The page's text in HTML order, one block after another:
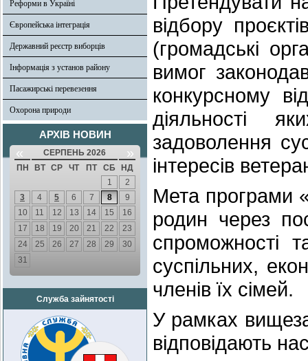
Реформи в Україні
Європейська інтеграція
Державний реєстр виборців
Інформація з установ району
Пасажирські перевезення
Охорона природи
АРХІВ НОВИН
« СЕРПЕНЬ 2026 »
ПН ВТ СР ЧТ ПТ СБ
НД
1
2
3
4 5 6 7 8
9
10
11 12 13 14 15
16
17
18 19 20 21 22
23
24
25 26 27 28 29
30
31
Служба зайнятості
відбору
(громадські
вимог
конкурсному
діяльності
задоволення
інтересів
Мета програми
родин через
спроможності
суспільних,
членів їх сімей.
У рамках
відповідають